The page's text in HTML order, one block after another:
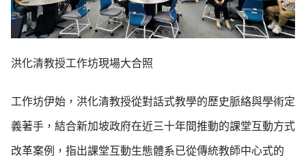
洪化清教授工作坊現場大合照
工作坊伊始，洪化清教授從對話式教學的歷史脈絡與學術定
義著手，結合新加坡政府在近三十年間推動的課堂互動方式
改革案例，指出課堂互動生態體系已從傳統教師中心式的